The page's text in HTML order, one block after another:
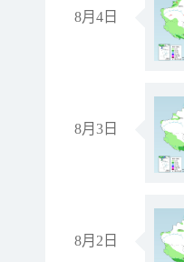
8月4日
8月3日
8月2日